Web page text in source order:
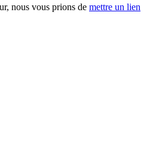
nous vous prions de mettre un lien